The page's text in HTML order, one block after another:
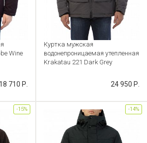
Wine
18 710 Р.
Куртка мужская
водонепроницаемая утепленная
Krakatau 221 Dark Grey
24 950 Р.
-15% -14%